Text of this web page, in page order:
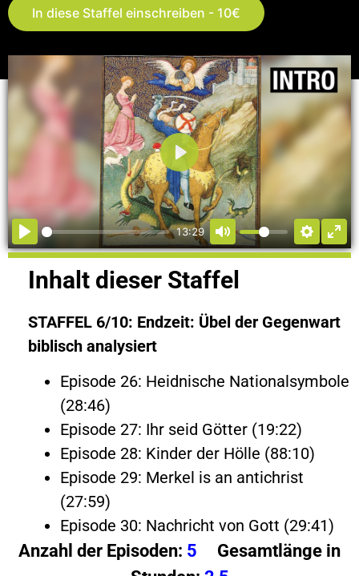
In diese Staffel einschreiben - 10€
13:29
Abspielen
Inhalt dieser Staffel
STAFFEL 6/10: Endzeit: Übel der Gegenwart
biblisch analysiert
Episode 26: Heidnische Nationalsymbole
(28:46)
Episode 27: Ihr seid Götter (19:22)
Episode 28: Kinder der Hölle (88:10)
Episode 29: Merkel is an antichrist
(27:59)
Episode 30: Nachricht von Gott (29:41)
Anzahl der Episoden: 5 Gesamtlänge in